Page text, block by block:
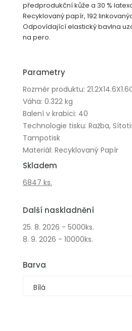
předprodukční kůže a 30 %
Recyklovaný papír, 192
Odpovídající elastický bavlna
na pero.
Parametry
Rozměr produktu:
Váha: 0.322 kg
Balení v krabici: 40
Technologie tisku: Ražba,
Tampotisk
Materiál: Recyklovaný Papír
Skladem
6847 ks.
Další naskladnění
25. 8. 2026 - 5000ks.
8. 9. 2026 - 10000ks.
Barva
Bílá